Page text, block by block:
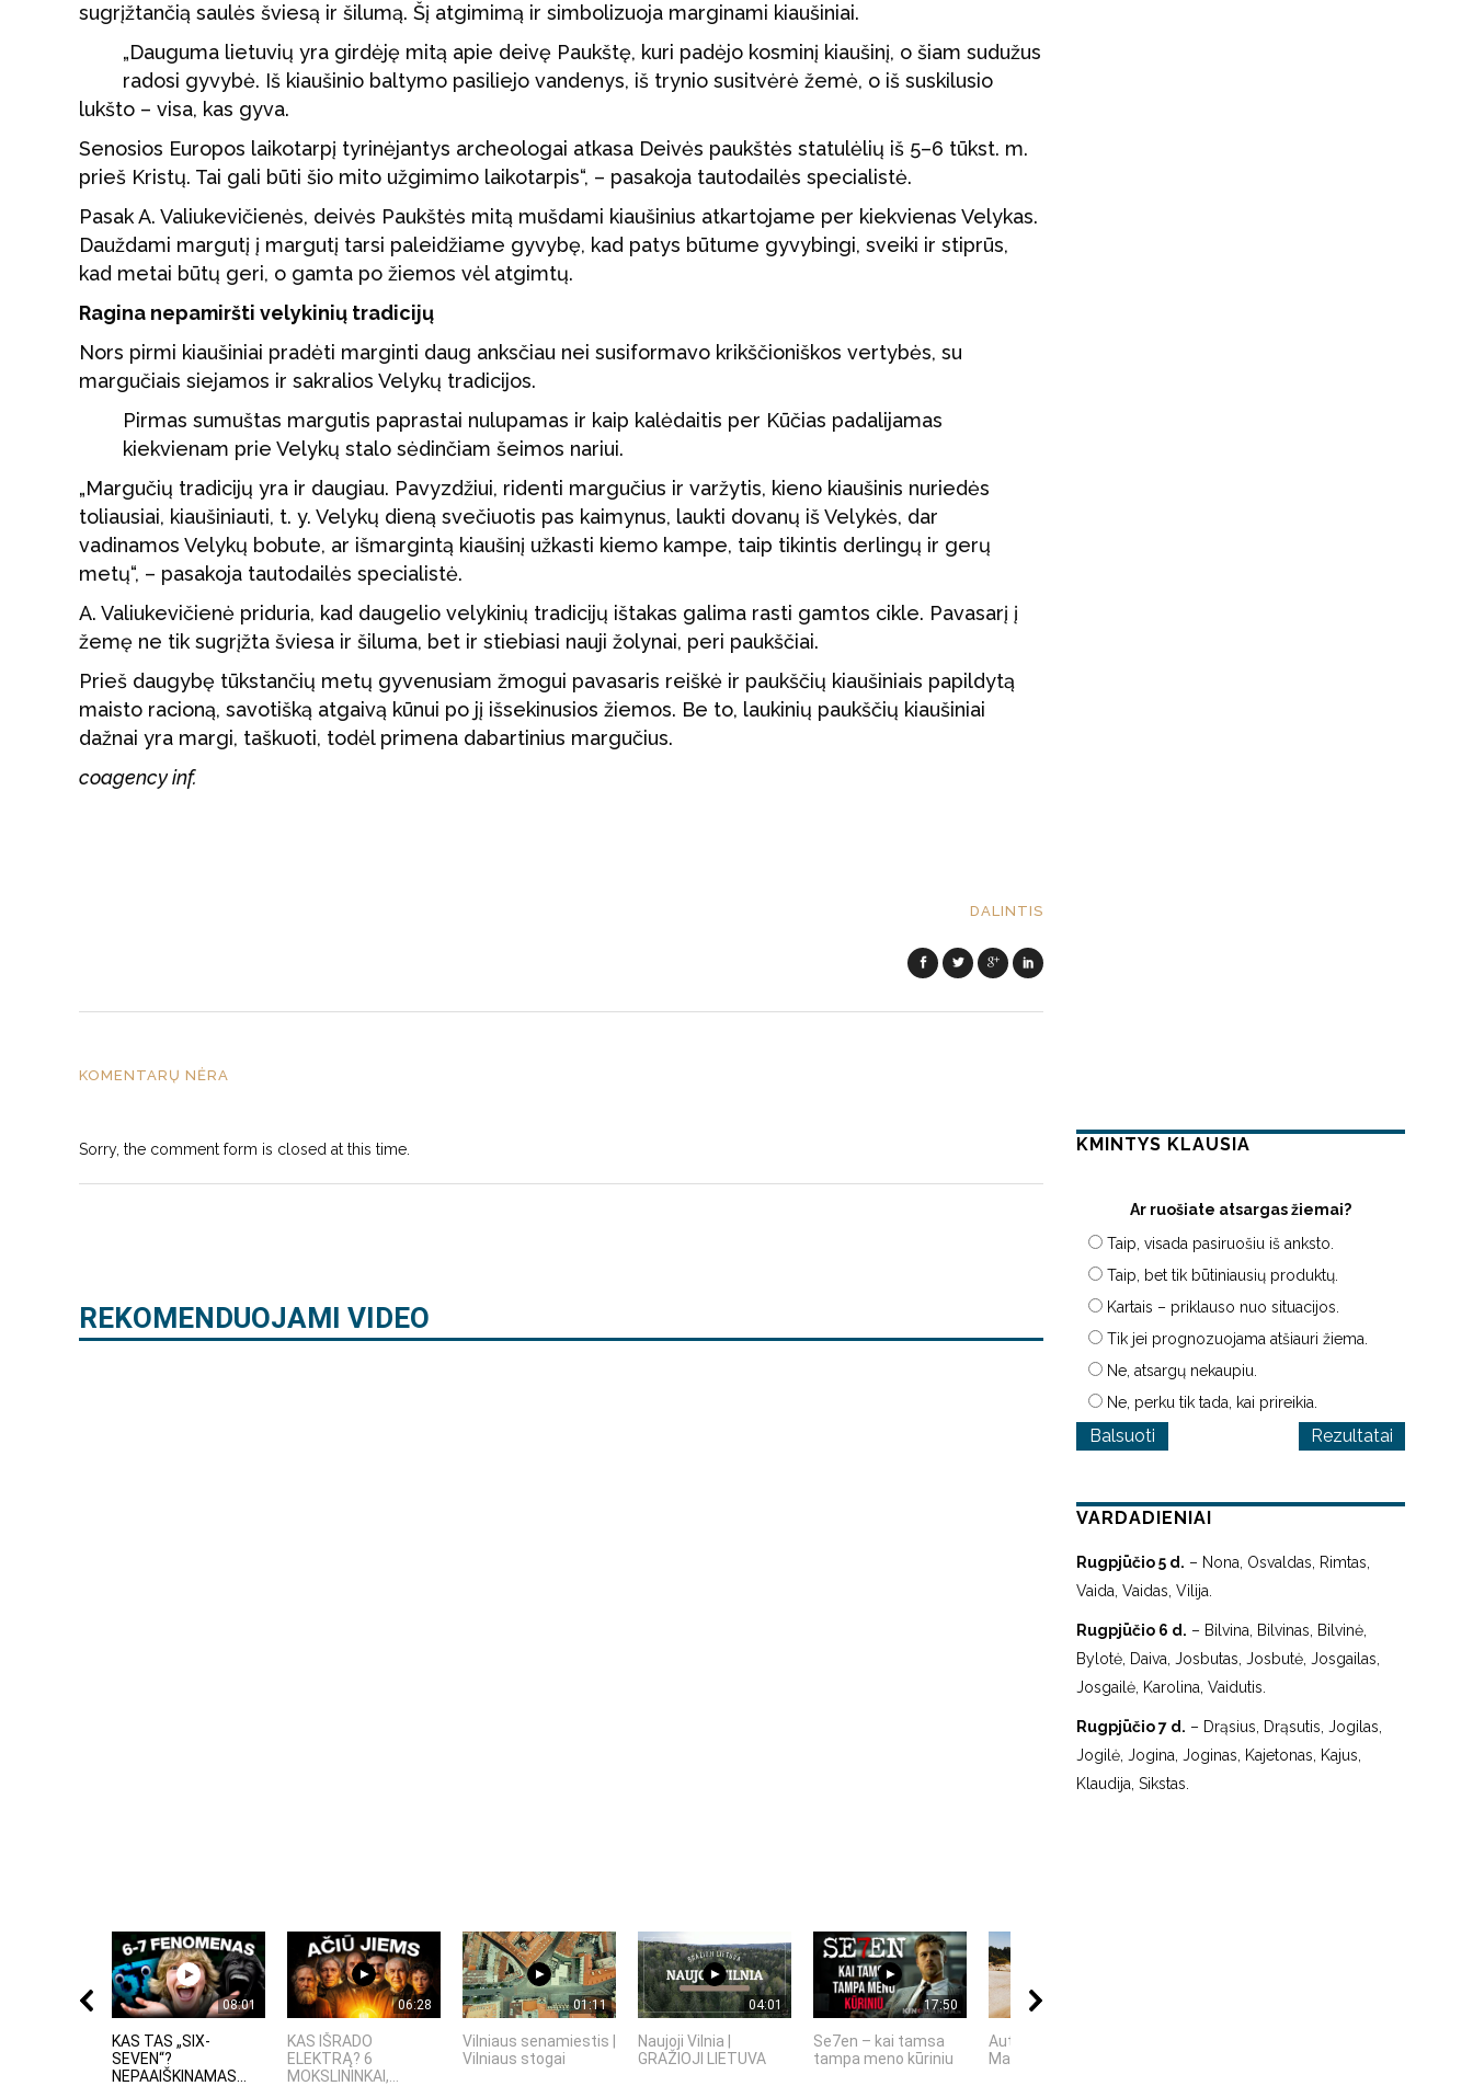
sugrįžtančią saulės šviesą ir šilumą. Šį atgimimą ir simbolizuoja marginami kiaušiniai.
„Dauguma lietuvių yra girdėję mitą apie deivę Paukštę, kuri padėjo kosminį kiaušinį, o šiam sudužus
radosi gyvybė. Iš kiaušinio baltymo pasiliejo vandenys, iš trynio susitvėrė žemė, o iš suskilusio
lukšto – visa, kas gyva.
Senosios Europos laikotarpį tyrinėjantys archeologai atkasa Deivės paukštės statulėlių iš 5–6 tūkst. m.
prieš Kristų. Tai gali būti šio mito užgimimo laikotarpis“, – pasakoja tautodailės specialistė.
Pasak A. Valiukevičienės, deivės Paukštės mitą mušdami kiaušinius atkartojame per kiekvienas Velykas.
Dauždami margutį į margutį tarsi paleidžiame gyvybę, kad patys būtume gyvybingi, sveiki ir stiprūs,
kad metai būtų geri, o gamta po žiemos vėl atgimtų.
Ragina nepamiršti velykinių tradicijų
Nors pirmi kiaušiniai pradėti marginti daug anksčiau nei susiformavo krikščioniškos vertybės, su
margučiais siejamos ir sakralios Velykų tradicijos.
Pirmas sumuštas margutis paprastai nulupamas ir kaip kalėdaitis per Kūčias padalijamas
kiekvienam prie Velykų stalo sėdinčiam šeimos nariui.
„Margučių tradicijų yra ir daugiau. Pavyzdžiui, ridenti margučius ir varžytis, kieno kiaušinis nuriedės
toliausiai, kiaušiniauti, t. y. Velykų dieną svečiuotis pas kaimynus, laukti dovanų iš Velykės, dar
vadinamos Velykų bobute, ar išmargintą kiaušinį užkasti kiemo kampe, taip tikintis derlingų ir gerų
metų“, – pasakoja tautodailės specialistė.
A. Valiukevičienė priduria, kad daugelio velykinių tradicijų ištakas galima rasti gamtos cikle. Pavasarį į
žemę ne tik sugrįžta šviesa ir šiluma, bet ir stiebiasi nauji žolynai, peri paukščiai.
Prieš daugybę tūkstančių metų gyvenusiam žmogui pavasaris reiškė ir paukščių kiaušiniais papildytą
maisto racioną, savotišką atgaivą kūnui po jį išsekinusios žiemos. Be to, laukinių paukščių kiaušiniai
dažnai yra margi, taškuoti, todėl primena dabartinius margučius.
coagency inf.
DALINTIS
KOMENTARŲ NĖRA
Sorry, the comment form is closed at this time.
REKOMENDUOJAMI VIDEO
08:01
KAS TAS „SIX-
SEVEN“?
NEPAAIŠKINAMAS...
06:28
KAS IŠRADO
ELEKTRĄ? 6
MOKSLININKAI,...
01:11
Vilniaus senamiestis |
Vilniaus stogai
04:01
Naujoji Vilnia |
GRAŽIOJI LIETUVA
17:50
Se7en – kai tamsa
tampa meno kūriniu
Autorius Edgaras
Mascinskas
KMINTYS KLAUSIA
Ar ruošiate atsargas žiemai?
Taip, visada pasiruošiu iš anksto.
Taip, bet tik būtiniausių produktų.
Kartais – priklauso nuo situacijos.
Tik jei prognozuojama atšiauri žiema.
Ne, atsargų nekaupiu.
Ne, perku tik tada, kai prireikia.
Rezultatai
VARDADIENIAI
Rugpjūčio 5 d. – Nona, Osvaldas, Rimtas,
Vaida, Vaidas, Vilija.
Rugpjūčio 6 d. – Bilvina, Bilvinas, Bilvinė,
Bylotė, Daiva, Josbutas, Josbutė, Josgailas,
Josgailė, Karolina, Vaidutis.
Rugpjūčio 7 d. – Drąsius, Drąsutis, Jogilas,
Jogilė, Jogina, Joginas, Kajetonas, Kajus,
Klaudija, Sikstas.